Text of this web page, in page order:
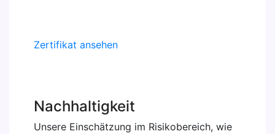
Zertifikat ansehen
Nachhaltigkeit
Unsere Einschätzung im Risikobereich, wie